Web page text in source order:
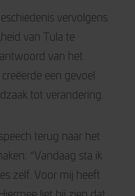
vervolgens
van Tula te
van het
een gevoel
tot verandering.
terug naar het
“Vandaag sta ik
zelf. Voor mij heeft